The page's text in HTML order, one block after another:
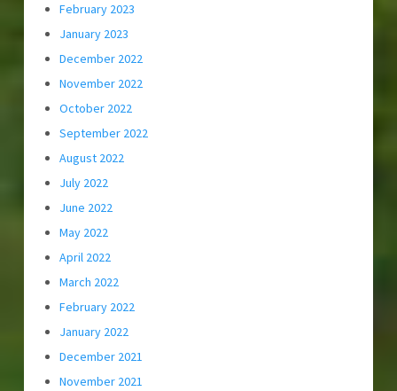
February 2023
January 2023
December 2022
November 2022
October 2022
September 2022
August 2022
July 2022
June 2022
May 2022
April 2022
March 2022
February 2022
January 2022
December 2021
November 2021